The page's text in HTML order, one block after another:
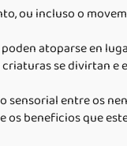
ou incluso o
atoparse en
se divirtan e
sensorial entre os
os beneficios que